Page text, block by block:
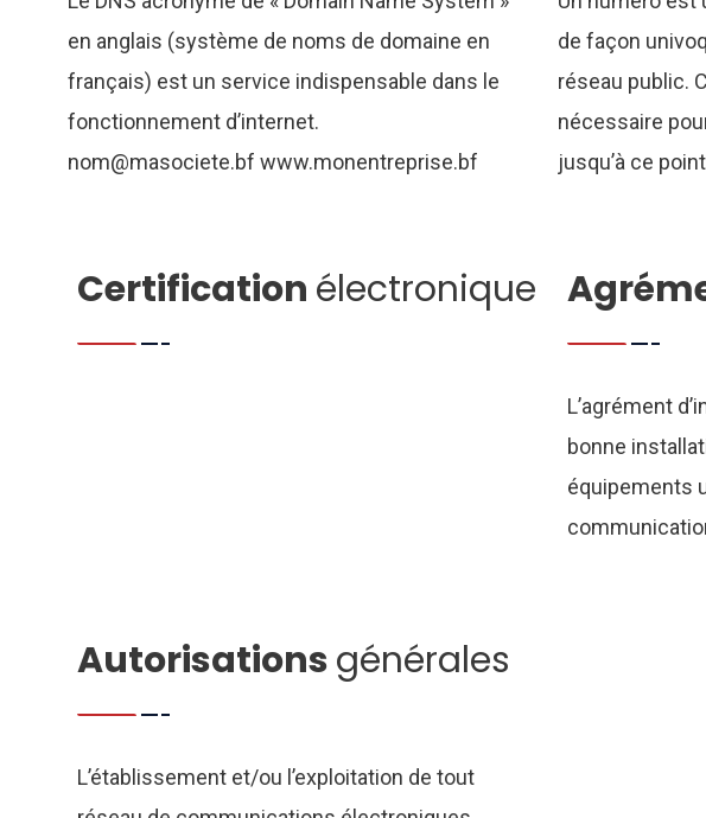
en anglais (système de noms de domaine en
français) est un service indispensable dans le
fonctionnement d’internet.
nom@masociete.bf www.monentreprise.bf
de façon
réseau public.
nécessaire
jusqu’à ce
Certification électronique
L’agrément
bonne
équipements
Autorisationsgénérales
L’établissement et/ou l’exploitation de tout